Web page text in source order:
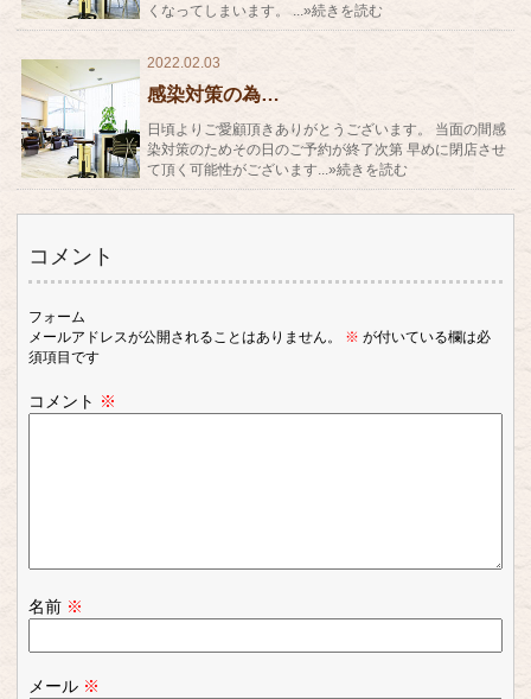
くなってしまいます。 ...»続きを読む
2022.02.03
感染対策の為…
日頃よりご愛顧頂きありがとうございます。 当面の間感
染対策のためその日のご予約が終了次第 早めに閉店させ
て頂く可能性がございます...»続きを読む
コメント
フォーム
メールアドレスが公開されることはありません。
※ が付いている欄は必
須項目です
コメント ※
名前 ※
メール ※